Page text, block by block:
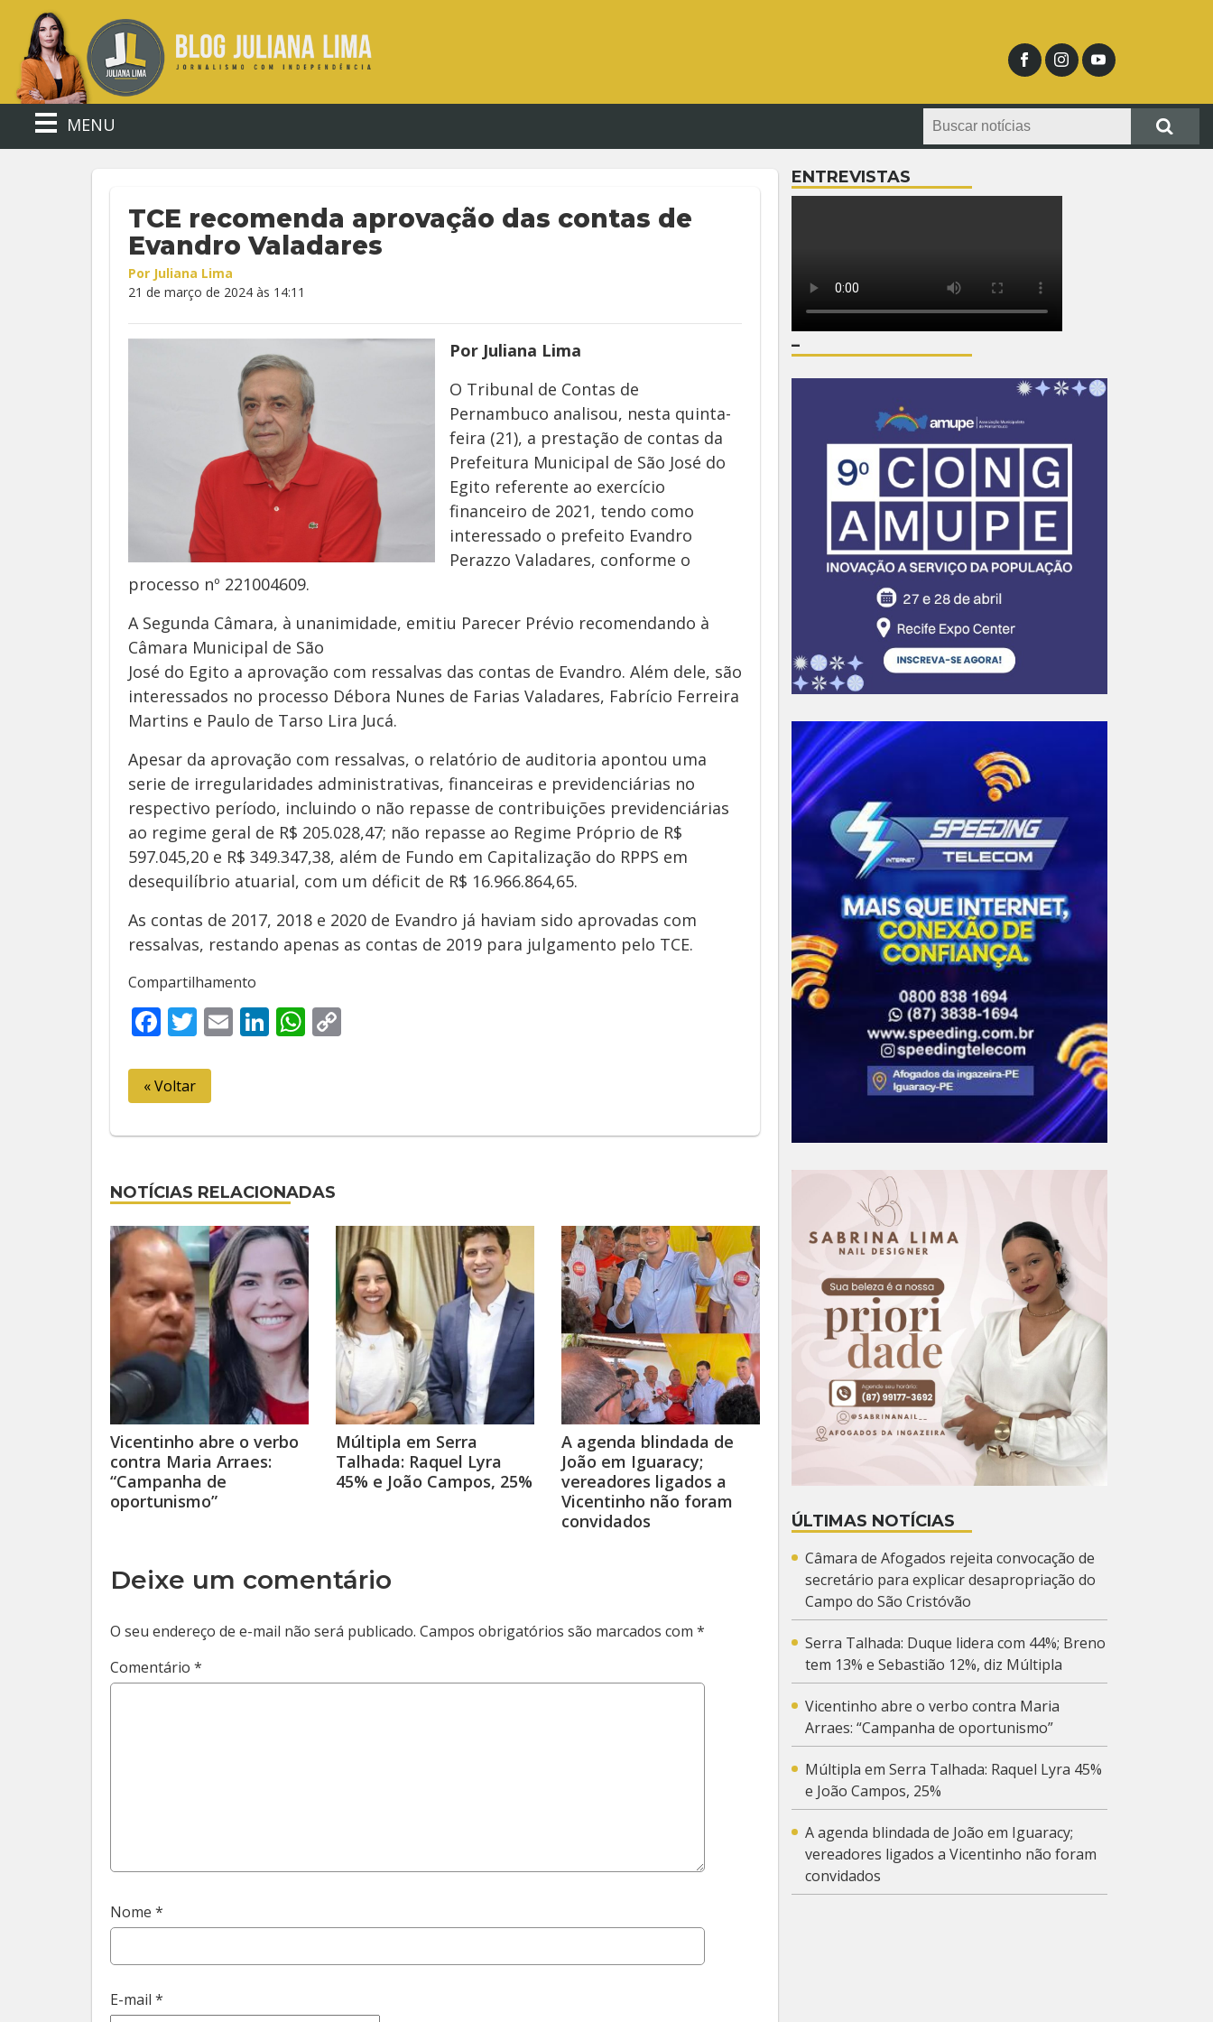
MENU
TCE recomenda aprovação das contas de
Evandro Valadares
Por Juliana Lima
21 de março de 2024 às 14:11
Por Juliana Lima
O Tribunal de Contas de
Pernambuco analisou, nesta quinta-
feira (21), a prestação de contas da
Prefeitura Municipal de São José do
Egito referente ao exercício
financeiro de 2021, tendo como
interessado o prefeito Evandro
Perazzo Valadares, conforme o
processo nº 221004609.
A Segunda Câmara, à unanimidade, emitiu Parecer Prévio recomendando à
Câmara Municipal de São
José do Egito a aprovação com ressalvas das contas de Evandro. Além dele, são
interessados no processo Débora Nunes de Farias Valadares, Fabrício Ferreira
Martins e Paulo de Tarso Lira Jucá.
Apesar da aprovação com ressalvas, o relatório de auditoria apontou uma
serie de irregularidades administrativas, financeiras e previdenciárias no
respectivo período, incluindo o não repasse de contribuições previdenciárias
ao regime geral de R$ 205.028,47; não repasse ao Regime Próprio de R$
597.045,20 e R$ 349.347,38, além de Fundo em Capitalização do RPPS em
desequilíbrio atuarial, com um déficit de R$ 16.966.864,65.
As contas de 2017, 2018 e 2020 de Evandro já haviam sido aprovadas com
ressalvas, restando apenas as contas de 2019 para julgamento pelo TCE.
Compartilhamento
Facebook
Twitter
EmailLinkedIn
WhatsApp
« Voltar
NOTÍCIAS RELACIONADAS
Vicentinho abre o verbo
contra Maria Arraes:
“Campanha de
oportunismo”
Múltipla em Serra
Talhada: Raquel Lyra
45% e João Campos, 25%
A agenda blindada de
João em Iguaracy;
vereadores ligados a
Vicentinho não foram
convidados
Deixe um comentário
O seu endereço de e-mail não será publicado. Campos obrigatórios são marcados com *
Comentário *
Nome *
E-mail *
ENTREVISTAS
–
ÚLTIMAS NOTÍCIAS
Câmara de Afogados rejeita convocação de
secretário para explicar desapropriação do
Campo do São Cristóvão
Serra Talhada: Duque lidera com 44%; Breno
tem 13% e Sebastião 12%, diz Múltipla
Vicentinho abre o verbo contra Maria
Arraes: “Campanha de oportunismo”
Múltipla em Serra Talhada: Raquel Lyra 45%
e João Campos, 25%
A agenda blindada de João em Iguaracy;
vereadores ligados a Vicentinho não foram
convidados